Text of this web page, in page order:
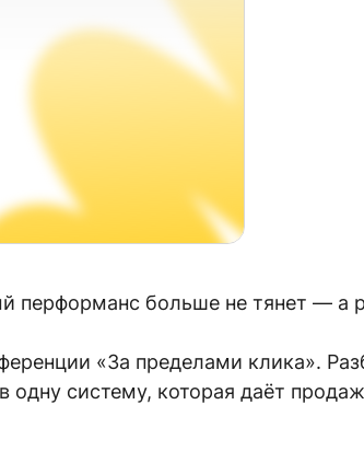
перформанс больше не тянет — а
«За пределами клика».
систему, которая даёт